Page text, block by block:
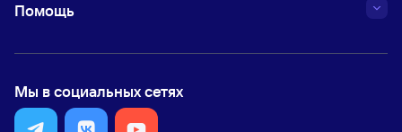
Помощь
Мы в социальных сетях